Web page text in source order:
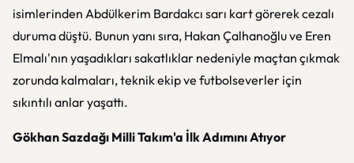
isimlerinden Abdülkerim Bardakcı sarı kart görerek cezalı
duruma düştü. Bunun yanı sıra, Hakan Çalhanoğlu ve Eren
Elmalı'nın yaşadıkları sakatlıklar nedeniyle maçtan çıkmak
zorunda kalmaları, teknik ekip ve futbolseverler için
sıkıntılı anlar yaşattı.
Gökhan Sazdağı Milli Takım'a İlk Adımını Atıyor